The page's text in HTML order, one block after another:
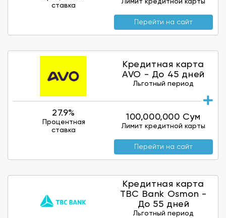
ставка
Лимит кредитной карты
Перейти на сайт
Кредитная карта
AVO - До 45 дней
Льготный период
27.9%
Процентная
ставка
100,000,000 Сум
Лимит кредитной карты
Перейти на сайт
Кредитная карта
TBC Bank Osmon -
До 55 дней
Льготный период